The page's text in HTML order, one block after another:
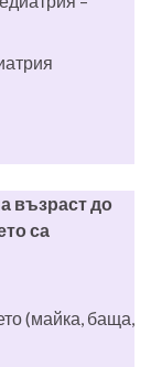
възраст до
са
(майка, баща,